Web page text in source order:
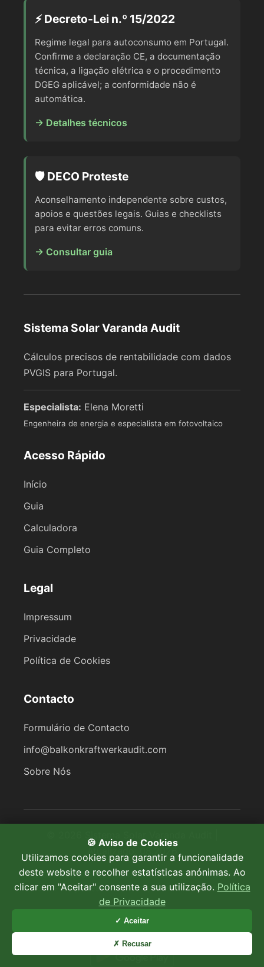
⚡ Decreto-Lei n.º 15/2022
Regime legal para autoconsumo em Portugal.
Confirme a declaração CE, a documentação
técnica, a ligação elétrica e o procedimento
DGEG aplicável; a conformidade não é
automática.
→ Detalhes técnicos
🛡️ DECO Proteste
Aconselhamento independente sobre custos,
apoios e questões legais. Guias e checklists
para evitar erros comuns.
→ Consultar guia
Sistema Solar Varanda Audit
Cálculos precisos de rentabilidade com dados
PVGIS para Portugal.
Especialista: Elena Moretti
Engenheira de energia e especialista em fotovoltaico
Acesso Rápido
Início
Guia
Calculadora
Guia Completo
Legal
Impressum
Privacidade
Política de Cookies
Contacto
Formulário de Contacto
info@balkonkraftwerkaudit.com
Sobre Nós
Atualizado: 08.2026
Todos os cálculos são estimativas baseadas em dados
PVGIS. Para planeamento exato, consulte um eletricista
qualificado.
🍪 Aviso de Cookies
Utilizamos cookies para garantir a funcionalidade
deste website e recolher estatísticas anónimas. Ao
clicar em "Aceitar" consente a sua utilização. Política
de Privacidade
✓ Aceitar
✗ Recusar